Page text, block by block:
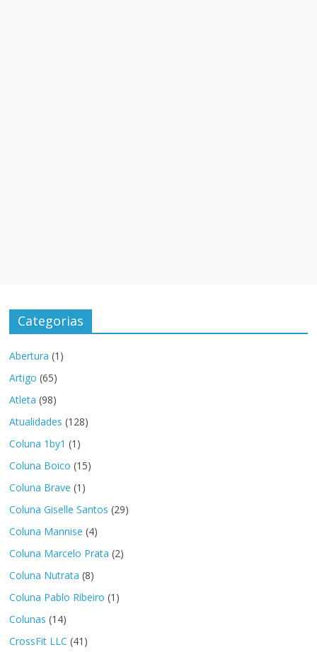
Categorias
Abertura (1)
Artigo (65)
Atleta (98)
Atualidades (128)
Coluna 1by1 (1)
Coluna Boico (15)
Coluna Brave (1)
Coluna Giselle Santos (29)
Coluna Mannise (4)
Coluna Marcelo Prata (2)
Coluna Nutrata (8)
Coluna Pablo Ribeiro (1)
Colunas (14)
CrossFit LLC (41)